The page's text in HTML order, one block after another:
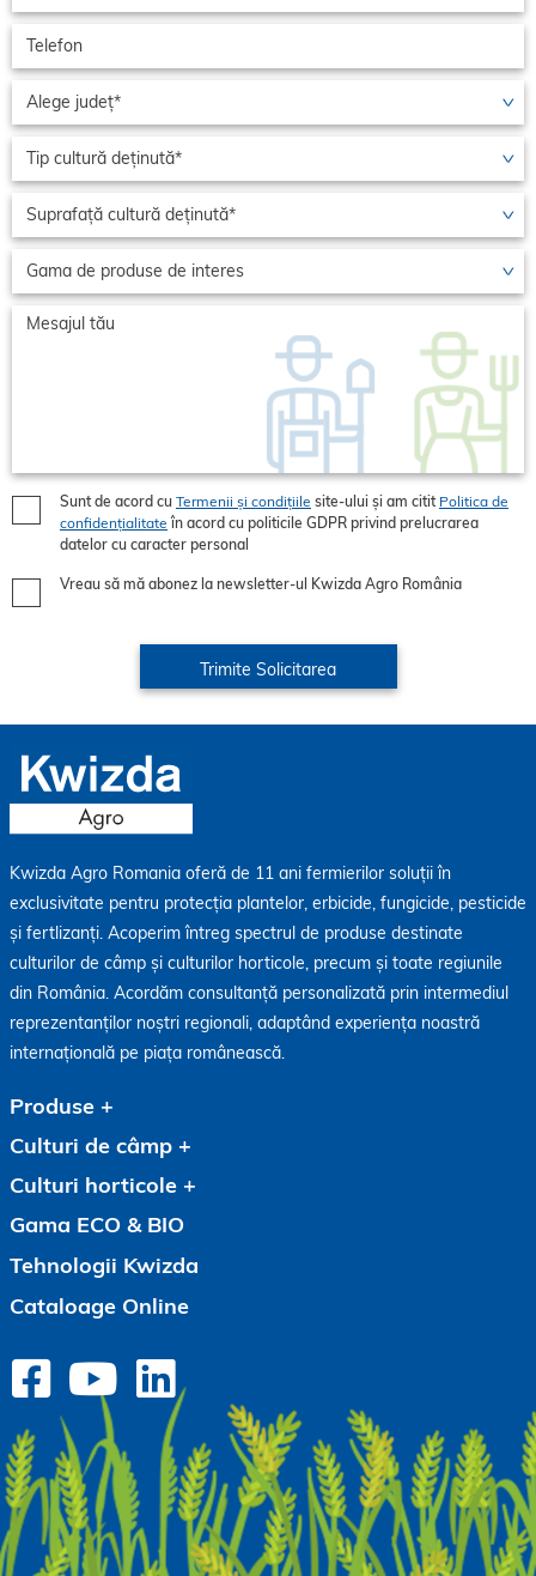
Sunt de acord cu Termenii și condițiile site-ului și am citit Politica de
confidențialitate în acord cu politicile GDPR privind prelucrarea
datelor cu caracter personal
Vreau să mă abonez la newsletter-ul Kwizda Agro România
Kwizda Agro Romania oferă de 11 ani fermierilor soluții în
exclusivitate pentru protecția plantelor, erbicide, fungicide, pesticide
și fertlizanți. Acoperim întreg spectrul de produse destinate
culturilor de câmp și culturilor horticole, precum și toate regiunile
din România. Acordăm consultanță personalizată prin intermediul
reprezentanților noștri regionali, adaptând experiența noastră
internațională pe piața românească.
Produse
Culturi de câmp
Culturi horticole
Gama ECO & BIO
Tehnologii Kwizda
Cataloage Online